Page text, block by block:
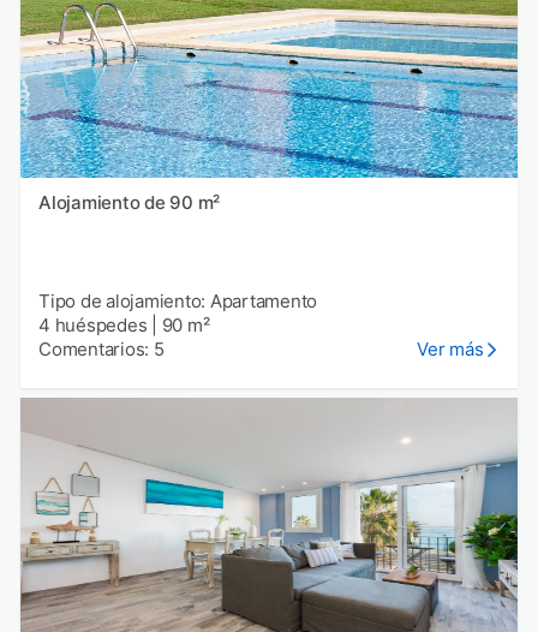
Alojamiento de 90 m²
Tipo de alojamiento: Apartamento
4 huéspedes
90 m²
Comentarios: 5
Ver más